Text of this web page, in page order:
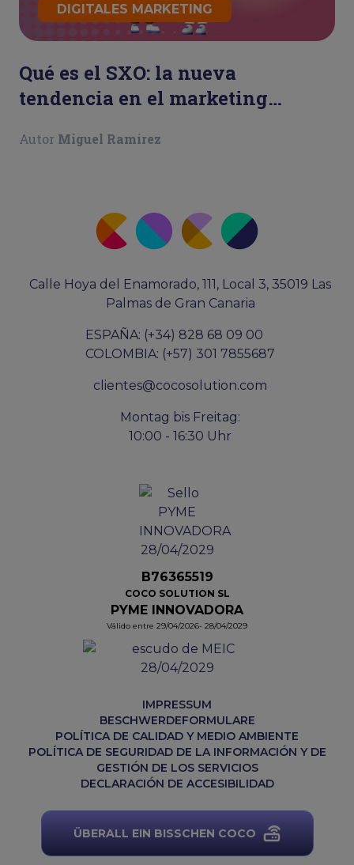
DIGITALES MARKETING
Qué es el SXO: la nueva
tendencia en el marketing
Autor Miguel Ramírez
Calle Hoya del Enamorado, 111, Local 3, 35019 Las
Palmas de Gran Canaria
ESPAÑA: (+34) 828 68 09 00
COLOMBIA: (+57) 301 7855687
clientes@cocosolution.com
Montag bis Freitag:
10:00 - 16:30 Uhr
B76365519
COCO SOLUTION SL
PYME INNOVADORA
Válido entre 29/04/2026- 28/04/2029
IMPRESSUM
BESCHWERDEFORMULARE
POLÍTICA DE CALIDAD Y MEDIO AMBIENTE
POLÍTICA DE SEGURIDAD DE LA INFORMACIÓN Y DE
GESTIÓN DE LOS SERVICIOS
DECLARACIÓN DE ACCESIBILIDAD
ÜBERALL EIN BISSCHEN COCO